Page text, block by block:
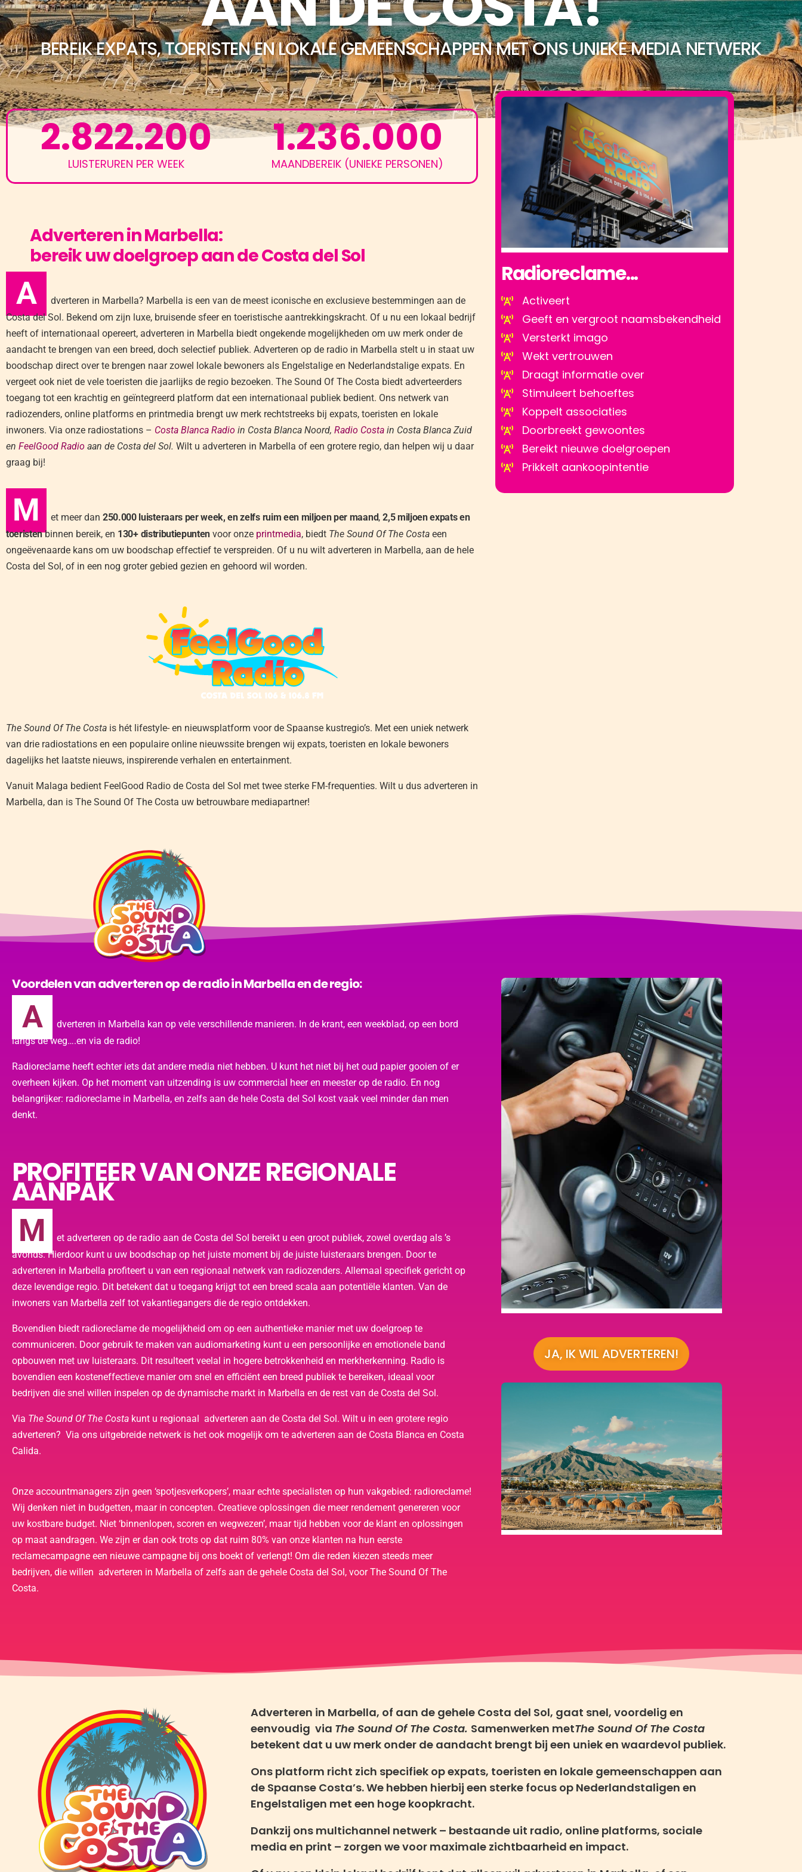
BEREIK EXPATS, TOERISTEN EN LOKALE GEMEENSCHAPPEN MET ONS UNIEKE MEDIA NETWERK
LUISTERUREN PER WEEK
2.822.200
MAANDBEREIK (UNIEKE PERSONEN)
1.236.000
Adverteren in Marbella:
bereik uw doelgroep aan de Costa del Sol
A
dverteren in Marbella? Marbella is een van de meest iconische en exclusieve bestemmingen aan de
Costa del Sol. Bekend om zijn luxe, bruisende sfeer en toeristische aantrekkingskracht. Of u nu een lokaal bedrijf
heeft of internationaal opereert, adverteren in Marbella biedt ongekende mogelijkheden om uw merk onder de
aandacht te brengen van een breed, doch selectief publiek. Adverteren op de radio in Marbella stelt u in staat uw
boodschap direct over te brengen naar zowel lokale bewoners als Engelstalige en Nederlandstalige expats. En
vergeet ook niet de vele toeristen die jaarlijks de regio bezoeken. The Sound Of The Costa biedt adverteerders
toegang tot een krachtig en geïntegreerd platform dat een internationaal publiek bedient. Ons netwerk van
radiozenders, online platforms en printmedia brengt uw merk rechtstreeks bij expats, toeristen en lokale
inwoners. Via onze radiostations – Costa Blanca Radio in Costa Blanca Noord, Radio Costa in Costa Blanca Zuid
en FeelGood Radio aan de Costa del Sol. Wilt u adverteren in Marbella of een grotere regio, dan helpen wij u daar
graag bij!
M et meer dan 250.000 luisteraars per week, en zelfs ruim een miljoen per maand,2,5 miljoen expats en
toeristenbinnen bereik, en 130+ distributiepunten voor onze printmedia, biedt The Sound Of The Costa een
ongeëvenaarde kans om uw boodschap effectief te verspreiden. Of u nu wilt adverteren in Marbella, aan de hele
Costa del Sol, of in een nog groter gebied gezien en gehoord wil worden.
The Sound Of The Costa is hét lifestyle- en nieuwsplatform voor de Spaanse kustregio’s. Met een uniek netwerk
van drie radiostations en een populaire online nieuwssite brengen wij expats, toeristen en lokale bewoners
dagelijks het laatste nieuws, inspirerende verhalen en entertainment.
Vanuit Malaga bedient FeelGood Radio de Costa del Sol met twee sterke FM-frequenties. Wilt u dus adverteren in
Marbella, dan is The Sound Of The Costa uw betrouwbare mediapartner!
Radioreclame...
Activeert
Geeft en vergroot naamsbekendheid
Versterkt imago
Wekt vertrouwen
Draagt informatie over
Stimuleert behoeftes
Koppelt associaties
Doorbreekt gewoontes
Bereikt nieuwe doelgroepen
Prikkelt aankoopintentie
Voordelen van adverteren op de radio in Marbella en de regio:
A
dverteren in Marbella kan op vele verschillende manieren. In de krant, een weekblad, op een bord
langs de weg….en via de radio!
Radioreclame heeft echter iets dat andere media niet hebben. U kunt het niet bij het oud papier gooien of er
overheen kijken. Op het moment van uitzending is uw commercial heer en meester op de radio. En nog
belangrijker: radioreclame in Marbella, en zelfs aan de hele Costa del Sol kost vaak veel minder dan men
denkt.
PROFITEER VAN ONZE REGIONALE
AANPAK
M
et adverteren op de radio aan de Costa del Sol bereikt u een groot publiek, zowel overdag als ’s
avonds. Hierdoor kunt u uw boodschap op het juiste moment bij de juiste luisteraars brengen. Door te
adverteren in Marbella profiteert u van een regionaal netwerk van radiozenders. Allemaal specifiek gericht op
deze levendige regio. Dit betekent dat u toegang krijgt tot een breed scala aan potentiële klanten. Van de
inwoners van Marbella zelf tot vakantiegangers die de regio ontdekken.
Bovendien biedt radioreclame de mogelijkheid om op een authentieke manier met uw doelgroep te
communiceren. Door gebruik te maken van audiomarketing kunt u een persoonlijke en emotionele band
opbouwen met uw luisteraars. Dit resulteert veelal in hogere betrokkenheid en merkherkenning. Radio is
bovendien een kosteneffectieve manier om snel en efficiënt een breed publiek te bereiken, ideaal voor
bedrijven die snel willen inspelen op de dynamische markt in Marbella en de rest van de Costa del Sol.
Via The Sound Of The Costa kunt u regionaal adverteren aan de Costa del Sol. Wilt u in een grotere regio
adverteren? Via ons uitgebreide netwerk is het ook mogelijk om te adverteren aan de Costa Blanca en Costa
Calida.
Onze accountmanagers zijn geen ‘spotjesverkopers’, maar echte specialisten op hun vakgebied: radioreclame!
Wij denken niet in budgetten, maar in concepten. Creatieve oplossingen die meer rendement genereren voor
uw kostbare budget. Niet ‘binnenlopen, scoren en wegwezen’, maar tijd hebben voor de klant en oplossingen
op maat aandragen. We zijn er dan ook trots op dat ruim 80% van onze klanten na hun eerste
reclamecampagne een nieuwe campagne bij ons boekt of verlengt! Om die reden kiezen steeds meer
bedrijven, die willen adverteren in Marbella of zelfs aan de gehele Costa del Sol, voor The Sound Of The
Costa.
JA, IK WIL ADVERTEREN!
Adverteren in Marbella, of aan de gehele Costa del Sol, gaat snel, voordelig en
eenvoudig via The Sound Of The Costa. Samenwerken metThe Sound Of The Costa
betekent dat u uw merk onder de aandacht brengt bij een uniek en waardevol publiek.
Ons platform richt zich specifiek op expats, toeristen en lokale gemeenschappen aan
de Spaanse Costa’s. We hebben hierbij een sterke focus op Nederlandstaligen en
Engelstaligen met een hoge koopkracht.
Dankzij ons multichannel netwerk – bestaande uit radio, online platforms, sociale
media en print – zorgen we voor maximale zichtbaarheid en impact.